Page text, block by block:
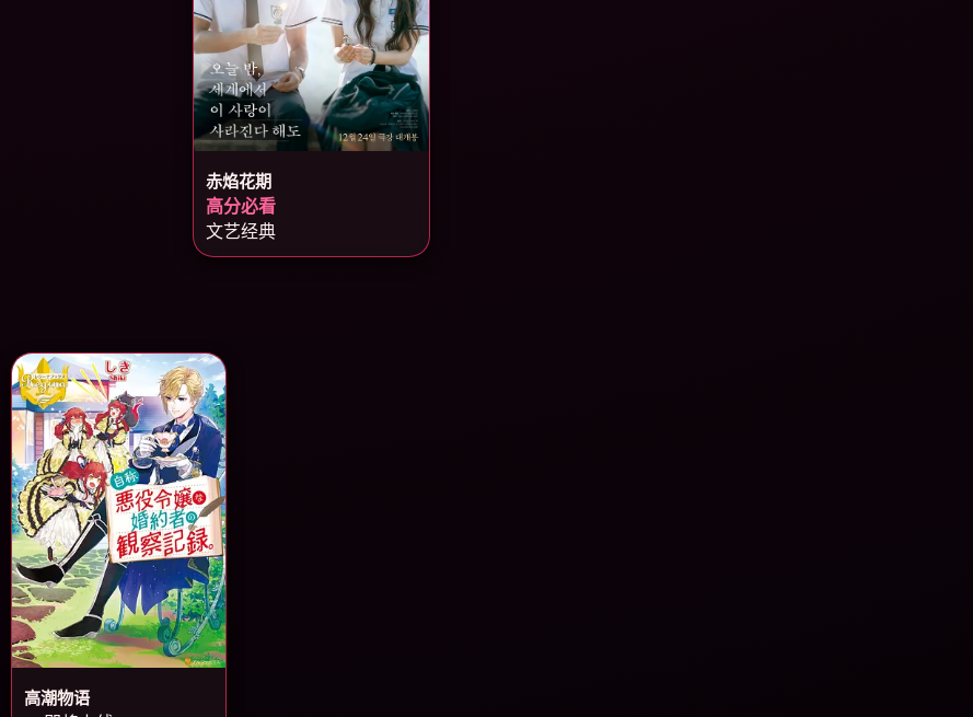
赤焰花期
高分必看
文艺经典
高潮物语